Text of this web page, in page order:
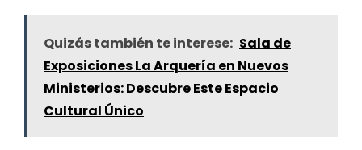
Quizás también te interese: Sala de
Exposiciones La Arquería en Nuevos
Ministerios: Descubre Este Espacio
Cultural Único